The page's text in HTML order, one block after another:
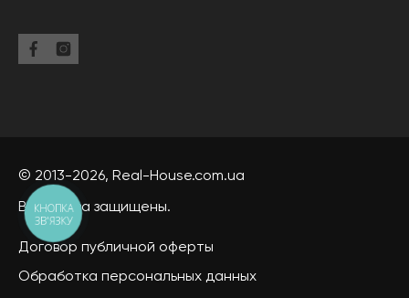
© 2013-2026, Real-House.com.ua
Все права защищены.
Договор публичной оферты
Обработка персональных данных
КНОПКА
ЗВ'ЯЗКУ